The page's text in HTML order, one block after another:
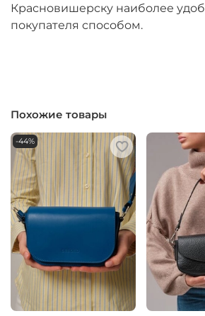
Красновишерску наиболее
покупателя способом.
Похожие товары
-44%